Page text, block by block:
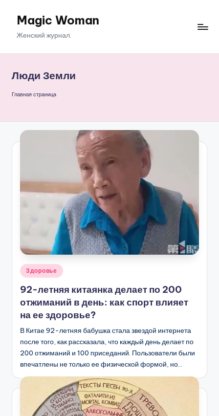
ПерейтиMagic Woman
Женский журнал.
Люди Земли
Главная страница
Опубликовано
Здоровье
92-летняя китаянка делает по 200
отжиманий в день: как спорт влияет
на ее здоровье?
В Китае 92-летняя бабушка стала звездой интернета
после того, как рассказала, что каждый день делает по
200 отжиманий и 100 приседаний. Пользователи были
впечатлены не только ее физической формой, но…